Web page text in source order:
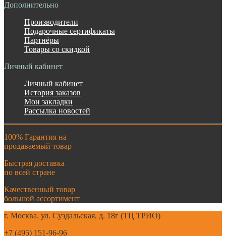
Дополнительно
Производители
Подарочные сертификаты
Партнёры
Товары со скидкой
Личный кабинет
Личный кабинет
История заказов
Мои закладки
Рассылка новостей
100% Гарантия на
продаваемый товар
Быстрая доставка
по всей стране
Качественный товар
большой ассортимент
г. Москва. ул. Суздальская, д. 18г (ТЦ ТРИО)
+7 (495) 151-96-96